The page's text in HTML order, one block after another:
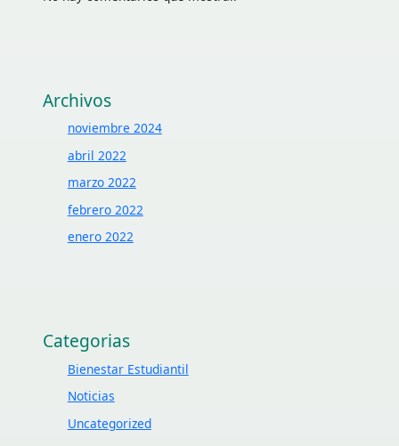
Archivos
noviembre 2024
abril 2022
marzo 2022
febrero 2022
enero 2022
Categorias
Bienestar Estudiantil
Noticias
Uncategorized